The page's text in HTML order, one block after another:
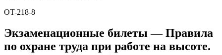
OT-218-8
Экзаменационные билеты —Правила
по охране труда при работе на высоте.